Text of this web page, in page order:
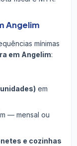
Angelim
mínimas
em Angelim:
em
— mensal ou
e cozinhas